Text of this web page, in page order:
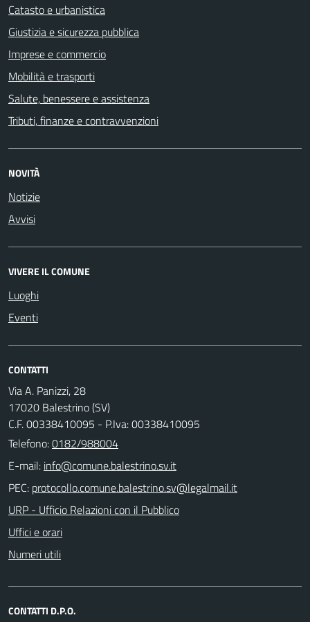
Catasto e urbanistica
Giustizia e sicurezza pubblica
Imprese e commercio
Mobilità e trasporti
Salute, benessere e assistenza
Tributi, finanze e contravvenzioni
NOVITÀ
Notizie
Avvisi
VIVERE IL COMUNE
Luoghi
Eventi
CONTATTI
Via A. Panizzi, 28
17020 Balestrino (SV)
C.F. 00338410095 - P.Iva: 00338410095
Telefono:0182/988004
E-mail:
PEC:
URP - Ufficio Relazioni con il Pubblico
Uffici e orari
Numeri utili
CONTATTI D.P.O.